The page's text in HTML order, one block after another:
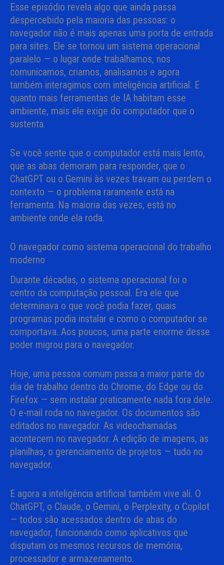
Esse episódio revela algo que ainda passa
despercebido pela maioria das pessoas: o
navegador não é mais apenas uma porta de entrada
para sites. Ele se tornou um sistema operacional
paralelo — o lugar onde trabalhamos, nos
comunicamos, criamos, analisamos e agora
também interagimos com inteligência artificial. E
quanto mais ferramentas de IA habitam esse
ambiente, mais ele exige do computador que o
sustenta.
Se você sente que o computador está mais lento,
que as abas demoram para responder, que o
ChatGPT ou o Gemini às vezes travam ou perdem o
contexto — o problema raramente está na
ferramenta. Na maioria das vezes, está no
ambiente onde ela roda.
O navegador como sistema operacional do trabalho
moderno
Durante décadas, o sistema operacional foi o
centro da computação pessoal. Era ele que
determinava o que você podia fazer, quais
programas podia instalar e como o computador se
comportava. Aos poucos, uma parte enorme desse
poder migrou para o navegador.
Hoje, uma pessoa comum passa a maior parte do
dia de trabalho dentro do Chrome, do Edge ou do
Firefox — sem instalar praticamente nada fora dele.
O e-mail roda no navegador. Os documentos são
editados no navegador. As videochamadas
acontecem no navegador. A edição de imagens, as
planilhas, o gerenciamento de projetos — tudo no
navegador.
E agora a inteligência artificial também vive ali. O
ChatGPT, o Claude, o Gemini, o Perplexity, o Copilot
— todos são acessados dentro de abas do
navegador, funcionando como aplicativos que
disputam os mesmos recursos de memória,
processador e armazenamento.